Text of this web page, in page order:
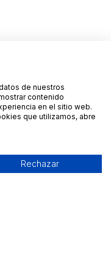
de nuestros
contenido
en el sitio web.
que utilizamos, abre
Rechazar